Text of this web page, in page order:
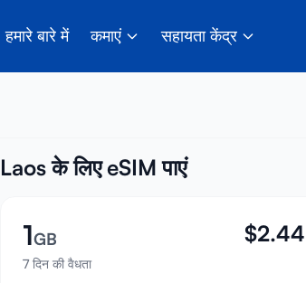
हमारे बारे में कमाएं सहायता केंद्र
Laos के लिए eSIM पाएं
1GB
7 दिन की वैधता
$2.44